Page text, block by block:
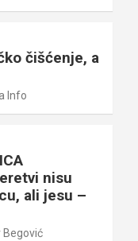
čišćenje, a
Info
nisu
ali jesu –
Begović